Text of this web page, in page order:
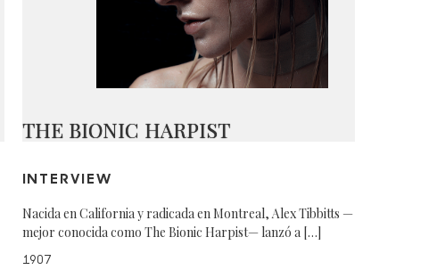
THE BIONIC HARPIST
INTERVIEW
Nacida en California y radicada en Montreal, Alex Tibbitts —
mejor conocida como The Bionic Harpist— lanzó a […]
1907